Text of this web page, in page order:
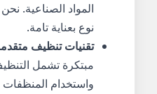
المواد الصناعية.
نوع بعناية تامة.
تقنيات تنظيف
مبتكرة تشمل
واستخدام المنظفات